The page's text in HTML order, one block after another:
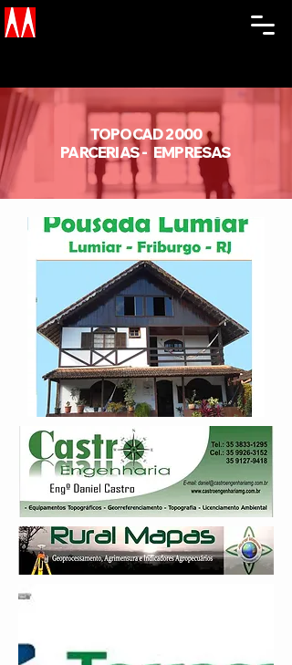
TOPOCAD 2000
PARCERIAS - EMPRESAS